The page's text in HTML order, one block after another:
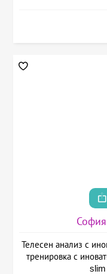
София
Телесен анализ с
тренировка с